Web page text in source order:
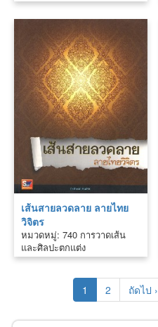
เส้นสายลวดลาย ลายไทย
วิจิตร
หมวดหมู่: 740 การวาดเส้น
และศิลปะตกแต่ง
1 2 ถัดไป ›